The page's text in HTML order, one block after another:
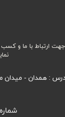
جهت ارتباط با ما و کسب
: همدان - میدان
شماره تماس